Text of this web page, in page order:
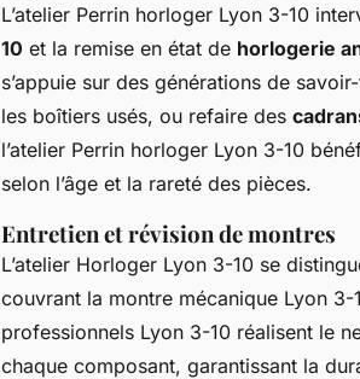
L’atelier Perrin horloger Lyon 3-10
10 et la remise en état de horlogerie
s’appuie sur des générations de
les boîtiers usés, ou refaire des
l’atelier Perrin horloger Lyon 3-10
selon l’âge et la rareté des pièces.
Entretien et révision de montres
L’atelier Horloger Lyon 3-10 se
couvrant la montre mécanique Lyon
professionnels Lyon 3-10 réalisent le
chaque composant, garantissant la